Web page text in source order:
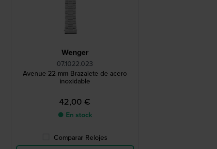
Wenger
07.1022.023
Avenue 22 mm Brazalete de acero
inoxidable
42,00 €
● En stock
Comparar Relojes